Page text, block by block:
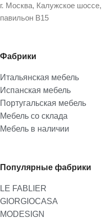
г. Москва, Калужское
павильон В15
Фабрики
Итальянская мебель
Испанская мебель
Португальская мебель
Мебель со склада
Мебель в наличии
Популярные фабрики
LE FABLIER
GIORGIOCASA
MODESIGN